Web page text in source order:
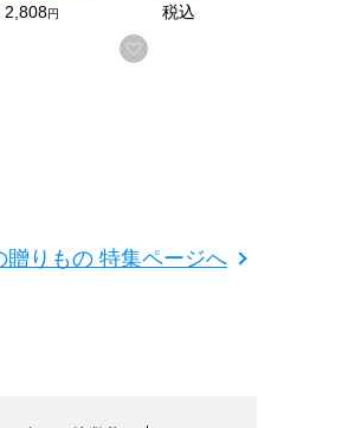
入りに登録する
2,808円
お気に入りに登録する
税込
贈りもの 特集ページへ